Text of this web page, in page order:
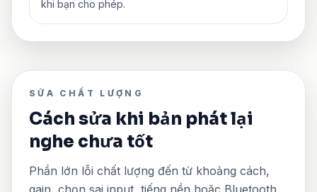
khi bạn cho phép.
SỬA CHẤT LƯỢNG
Cách sửa khi bản phát lại
nghe chưa tốt
Phần lớn lỗi chất lượng đến từ khoảng cách,
gain, chọn sai input, tiếng nền hoặc Bluetooth